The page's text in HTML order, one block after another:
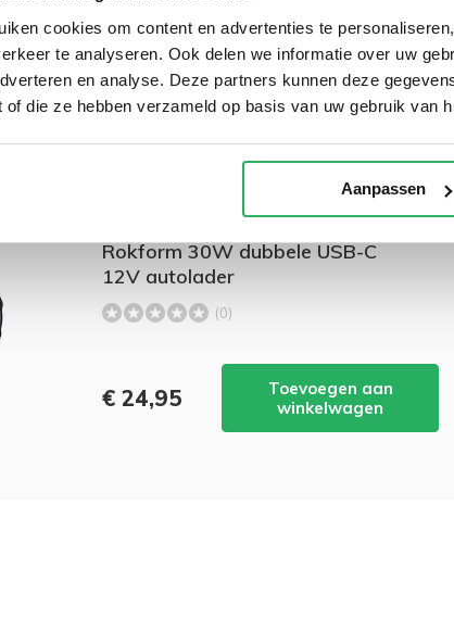
cookies om content en advertenties te
te analyseren. Ook delen we informatie over uw
en analyse. Deze partners kunnen deze
of die ze hebben verzameld op basis van uw gebruik van
Aanpassen
dat als een bestelling geplaatst en betaald is voor
dag plaatsvindt.
Dit wordt 'm!
Rokform 30W dubbele USB-C
12V autolader
(0)
€ 24,95
Toevoegen aan
winkelwagen